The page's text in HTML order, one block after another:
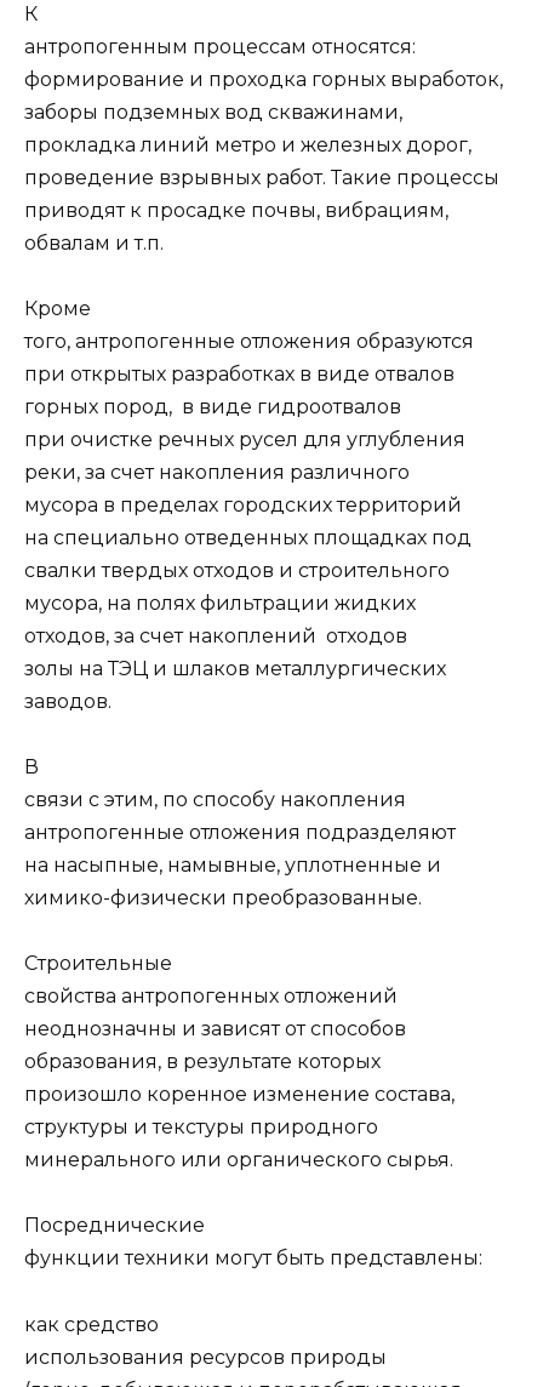
К
антропогенным процессам относятся:
формирование и проходка горных выработок,
заборы подземных вод скважинами,
прокладка линий метро и железных дорог,
проведение взрывных работ. Такие процессы
приводят к просадке почвы, вибрациям,
обвалам и т.п.
Кроме
того, антропогенные отложения образуются
при открытых разработках в виде отвалов
горных пород, в виде гидроотвалов
при очистке речных русел для углубления
реки, за счет накопления различного
мусора в пределах городских территорий
на специально отведенных площадках под
свалки твердых отходов и строительного
мусора, на полях фильтрации жидких
отходов, за счет накоплений отходов
золы на ТЭЦ и шлаков металлургических
заводов.
В
связи с этим, по способу накопления
антропогенные отложения подразделяют
на насыпные, намывные, уплотненные и
химико-физически преобразованные.
Строительные
свойства антропогенных отложений
неоднозначны и зависят от способов
образования, в результате которых
произошло коренное изменение состава,
структуры и текстуры природного
минерального или органического сырья.
Посредниче­ские
функции техники могут быть представлены:
как средство
использования ресурсов природы